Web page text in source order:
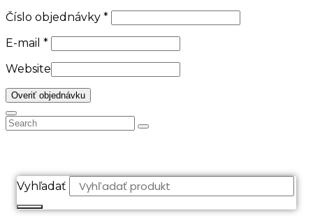
Číslo objednávky *
E-mail *
Website
Overiť objednávku
Vyhľadať